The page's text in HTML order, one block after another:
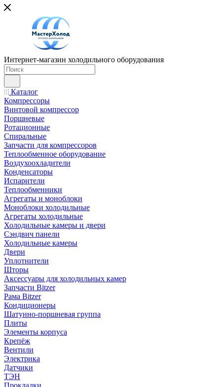
Интернет-магазин холодильного оборудования
Каталог
Компрессоры
Винтовой компрессор
Поршневые
Ротационные
Спиральные
Запчасти для компрессоров
Теплообменное оборудование
Воздухоохладители
Конденсаторы
Испарители
Теплообменники
Агрегаты и моноблоки
Моноблоки холодильные
Агрегаты холодильные
Холодильные камеры и двери
Сэндвич панели
Холодильные камеры
Двери
Уплотнители
Шторы
Аксессуары для холодильных камер
Запчасти Bitzer
Рама Bitzer
Кондиционеры
Шатунно-поршневая группа
Плиты
Элементы корпуса
Крепёж
Вентили
Электрика
Датчики
ТЭН
Прокладки